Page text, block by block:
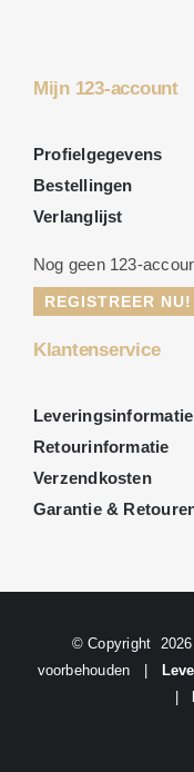
Mijn 123-account
Profielgegevens
Bestellingen
Verlanglijst
Nog geen 123-
REGISTREER NU!
Klantenservice
Leveringsinformatie
Retourinformatie
Verzendkosten
Garantie &
© Copyright
voorbehouden |
|